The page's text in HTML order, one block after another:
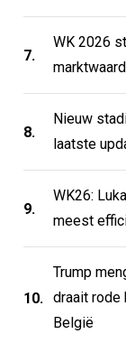
7.
WK 2026
8.
Nieuw
laatste
9.
WK26:
meest
10.
Trump
draait rode
België